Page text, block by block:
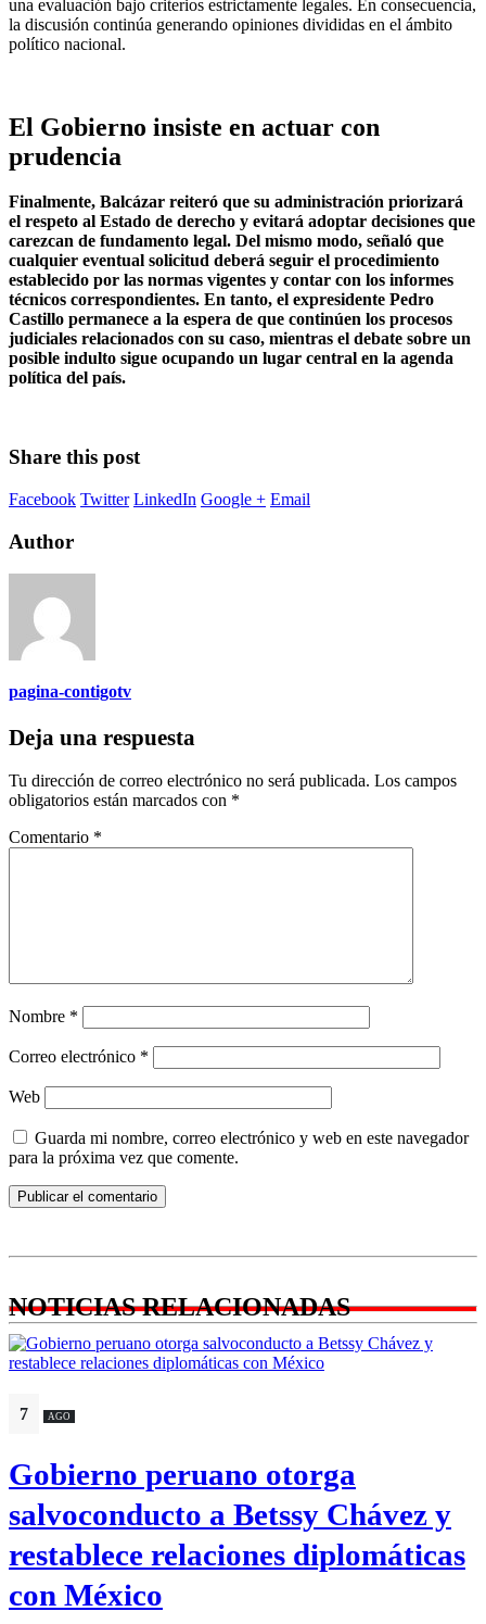
una evaluación bajo criterios estrictamente legales. En consecuencia,
la discusión continúa generando opiniones divididas en el ámbito
político nacional.
El Gobierno insiste en actuar con
prudencia
Finalmente, Balcázar reiteró que su administración priorizará
el respeto al Estado de derecho y evitará adoptar decisiones que
carezcan de fundamento legal. Del mismo modo, señaló que
cualquier eventual solicitud deberá seguir el procedimiento
establecido por las normas vigentes y contar con los informes
técnicos correspondientes. En tanto, el expresidente Pedro
Castillo permanece a la espera de que continúen los procesos
judiciales relacionados con su caso, mientras el debate sobre un
posible indulto sigue ocupando un lugar central en la agenda
política del país.
Share this post
Facebook Twitter LinkedIn Google + Email
Author
pagina-contigotv
Deja una respuesta
Tu dirección de correo electrónico no será publicada. Los campos
obligatorios están marcados con *
Comentario *
Nombre *
Correo electrónico *
Web
Guarda mi nombre, correo electrónico y web en este navegador
para la próxima vez que comente.
NOTICIAS RELACIONADAS
7 AGO
Gobierno peruano otorga
salvoconducto a Betssy Chávez y
restablece relaciones diplomáticas
con México